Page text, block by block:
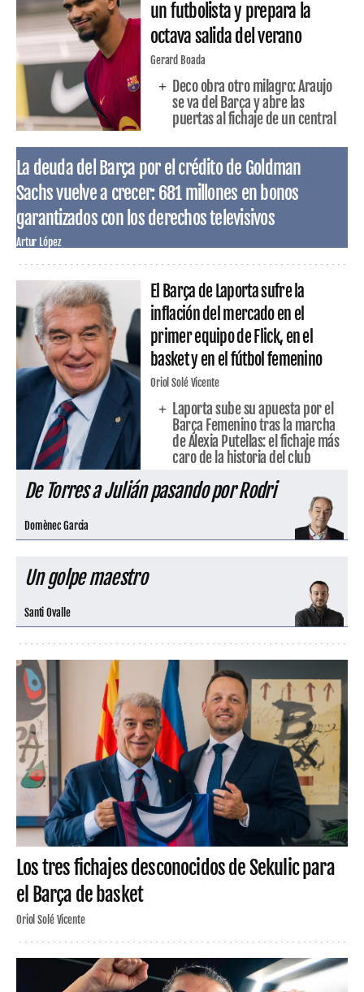
un futbolista y prepara la
octava salida del verano
Gerard Boada
Deco obra otro milagro: Araujo
se va del Barça y abre las
puertas al fichaje de un central
La deuda del Barça por el crédito de Goldman
Sachs vuelve a crecer: 681 millones en bonos
garantizados con los derechos televisivos
Artur López
El Barça de Laporta sufre la
inflación del mercado en el
primer equipo de Flick, en el
basket y en el fútbol femenino
Oriol Solé Vicente
Laporta sube su apuesta por el
Barça Femenino tras la marcha
de Alexia Putellas: el fichaje más
caro de la historia del club
De Torres a Julián pasando por Rodri
Domènec Garcia
Un golpe maestro
Santi Ovalle
Los tres fichajes desconocidos de Sekulic para
el Barça de basket
Oriol Solé Vicente